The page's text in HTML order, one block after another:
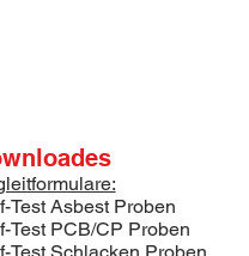
Test Asbest Proben
Test PCB/CP Proben